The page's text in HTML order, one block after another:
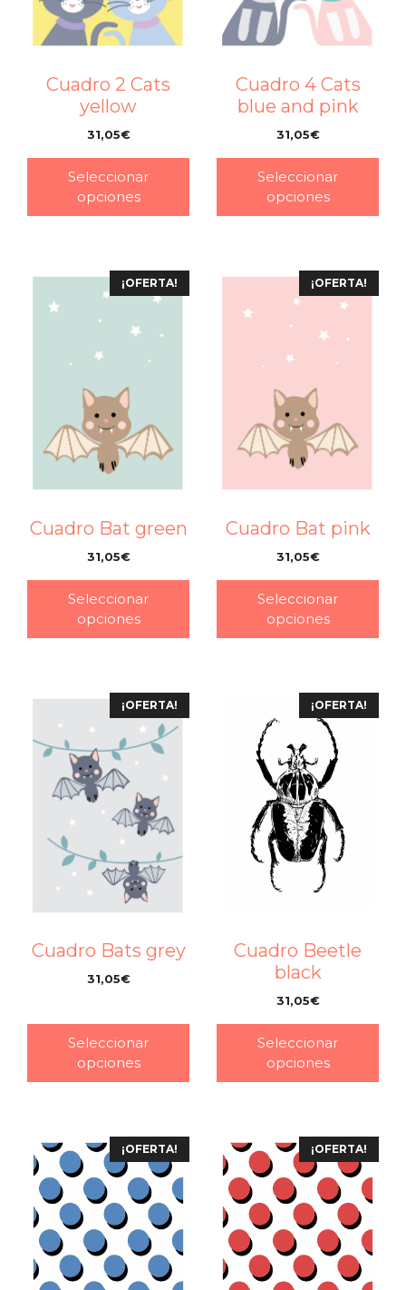
Cuadro 2 Cats
yellow
31,05€
Seleccionar
opciones
Cuadro 4 Cats
blue and pink
31,05€
Seleccionar
opciones
¡OFERTA!
Cuadro Bat green
31,05€
Seleccionar
opciones
¡OFERTA!
Cuadro Bat pink
31,05€
Seleccionar
opciones
¡OFERTA!
Cuadro Bats grey
31,05€
Seleccionar
opciones
¡OFERTA!
Cuadro Beetle
black
31,05€
Seleccionar
opciones
¡OFERTA! ¡OFERTA!